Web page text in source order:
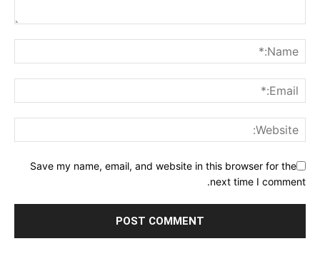
Save my name, email, and website in this browser for the
next time I comment.